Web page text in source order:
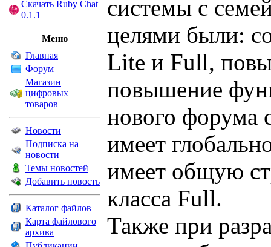
Скачать Ruby Chat
0.1.1
Меню
Главная
Форум
Магазин
цифровых
товаров
Новости
Подписка на
новости
Темы новостей
Добавить новость
Каталог файлов
Карта файлового
архива
системы с
целями были:
Lite и Full,
повышение
нового форума
имеет
имеет общую
класса Full.
Также при